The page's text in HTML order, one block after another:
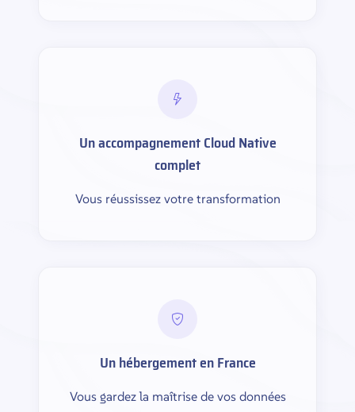
Un accompagnement Cloud Native
complet
Vous réussissez votre transformation
Un hébergement en France
Vous gardez la maîtrise de vos données